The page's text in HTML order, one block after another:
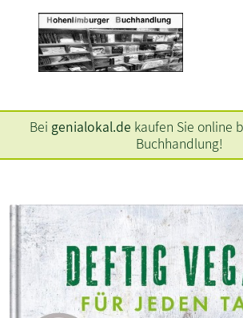
Bei genialokal.de kaufen Sie online
Buchhandlung!